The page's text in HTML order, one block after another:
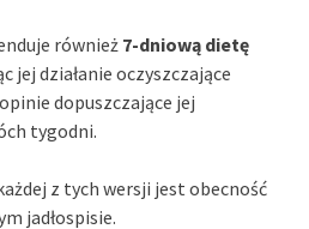
również 7-dniową dietę
jej działanie oczyszczające
dopuszczające jej
tygodni.
z tych wersji jest obecność
jadłospisie.